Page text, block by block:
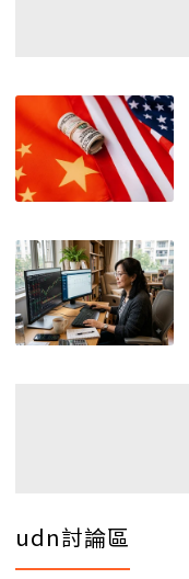
udn討論區